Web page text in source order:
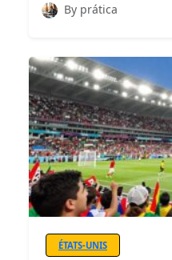
By prática
ÉTATS-UNIS